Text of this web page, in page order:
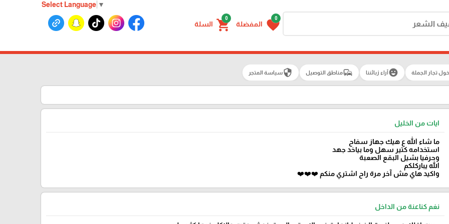
Select Language ▼
0
favorite المفضلة
0
shopping_cart السلة
تجار الجملة emoji_emotionsآراء زبائننا commuteمناطق التوصيل securityسياسة المتجر
ايات من الخليل
ما شاء الله ع هيك جهاز سفاح
استخدامه كتير سهل وما بياخد جهد
وحرفيا بشيل البقع الصعبة
الله يباركلكم
واكيد هاي مش آخر مرة راح اشتري منكم ❤️❤️❤️
نغم كناعنة من الداخل